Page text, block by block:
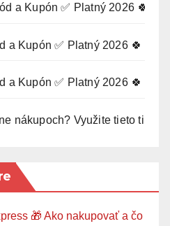
a Kupón ✅ Platný 2026 🍀
a Kupón ✅ Platný 2026 🍀
a Kupón ✅ Platný 2026 🍀
nákupoch? Využite tieto tipy 🛍️
🎁 Ako nakupovať a čo